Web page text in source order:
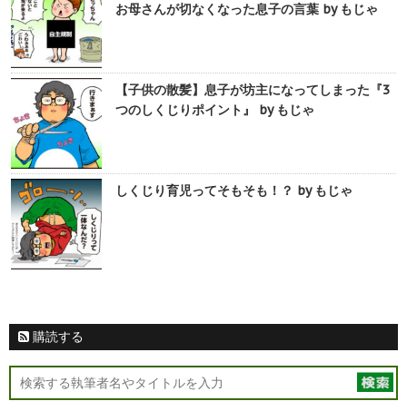
お母さんが切なくなった息子の言葉 by もじゃ
【子供の散髪】息子が坊主になってしまった『3
つのしくじりポイント』 by もじゃ
しくじり育児ってそもそも！？ by もじゃ
購読する